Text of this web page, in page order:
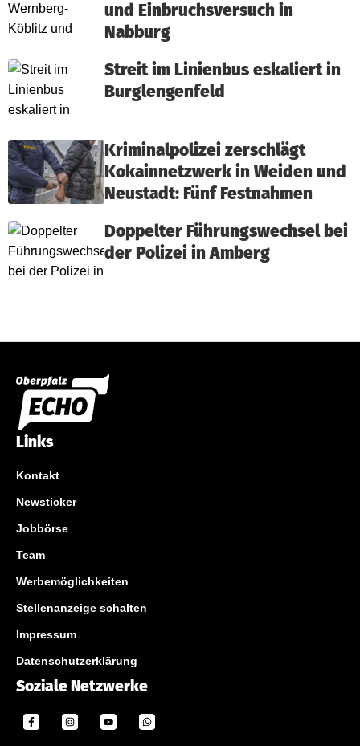
und Einbruchsversuch in
Nabburg
Streit im Linienbus eskaliert in
Burglengenfeld
Kriminalpolizei zerschlägt
Kokainnetzwerk in Weiden und
Neustadt: Fünf Festnahmen
Doppelter Führungswechsel bei
der Polizei in Amberg
Links
Kontakt
Newsticker
Jobbörse
Team
Werbemöglichkeiten
Stellenanzeige schalten
Impressum
Datenschutzerklärung
Soziale Netzwerke